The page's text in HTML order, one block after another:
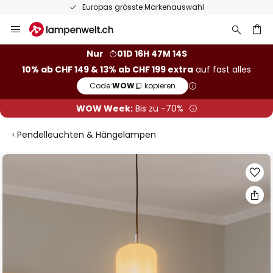
Europas grösste Markenauswahl
Inhalt
Nur
01D 16H 47M 13S
10% ab CHF 149 & 13% ab CHF 199 extra auf fast alles
Code:WOW kopieren
WOW Week:Bis zu -70%
Pendelleuchten & Hängelampen
Zum
der